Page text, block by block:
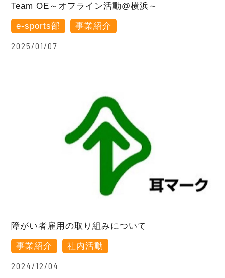
Team OE～オフライン活動@横浜～
e-sports部 事業紹介
2025/01/07
障がい者雇用の取り組みについて
事業紹介 社内活動
2024/12/04